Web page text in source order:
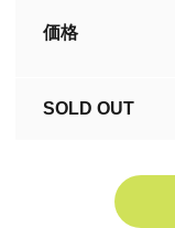
価格
SOLD OUT